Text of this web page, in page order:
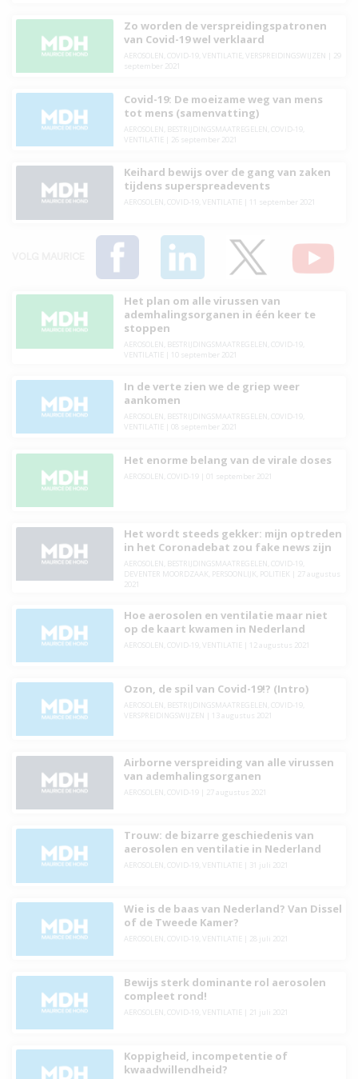
Zo worden de verspreidingspatronen
van Covid-19 wel verklaard
AEROSOLEN COVID-19, VENTILATIE VERSPREIDINGSWIJZEN
29
september 2021
Covid-19: De moeizame weg van mens
tot mens (samenvatting)
AEROSOLEN BESTRIJDINGSMAATREGELEN COVID-19,
VENTILATIE
26 september 2021
Keihard bewijs over de gang van zaken
tijdens superspreadevents
AEROSOLEN COVID-19, VENTILATIE 11 september 2021
Het plan om alle virussen van
ademhalingsorganen in één keer te
stoppen
AEROSOLEN BESTRIJDINGSMAATREGELEN COVID-19,
VENTILATIE
10 september 2021
In de verte zien we de griep weer
aankomen
AEROSOLEN BESTRIJDINGSMAATREGELEN COVID-19,
VENTILATIE
08 september 2021
Het enorme belang van de virale doses
AEROSOLEN COVID-19| 01 september 2021
Het wordt steeds gekker: mijn optreden
in het Coronadebat zou fake news zijn
AEROSOLEN BESTRIJDINGSMAATREGELEN COVID-19,
DEVENTER MOORDZAAK
PERSOONLIJK POLITIEK
27 augustus
2021
Hoe aerosolen en ventilatie maar niet
op de kaart kwamen in Nederland
AEROSOLEN COVID-19, VENTILATIE 12 augustus 2021
Ozon, de spil van Covid-19!? (Intro)
AEROSOLEN BESTRIJDINGSMAATREGELEN COVID-19,
VERSPREIDINGSWIJZEN
13 augustus 2021
Airborne verspreiding van alle virussen
van ademhalingsorganen
AEROSOLEN COVID-19| 27 augustus 2021
Trouw: de bizarre geschiedenis van
aerosolen en ventilatie in Nederland
AEROSOLEN COVID-19, VENTILATIE 31 juli 2021
Wie is de baas van Nederland? Van Dissel
of de Tweede Kamer?
AEROSOLEN COVID-19, VENTILATIE 28 juli 2021
Bewijs sterk dominante rol aerosolen
compleet rond!
AEROSOLEN COVID-19, VENTILATIE 21 juli 2021
Koppigheid, incompetentie of
kwaadwillendheid?